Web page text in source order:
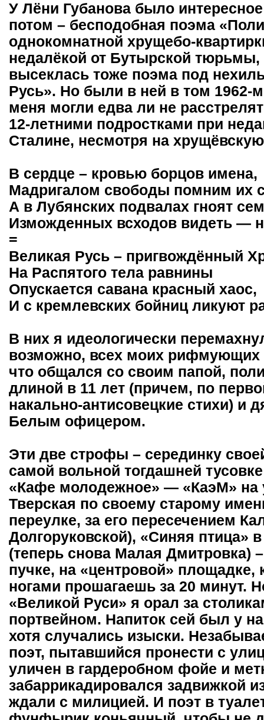
У Лёни Губанова было
потом – бесподобная поэма
однокомнатной хрущебо-
недалёкой от Бутырской
высеклась тоже поэма под
Русь». Но были в ней в том 1962-
меня могли едва ли не
12-летними подростками при
Сталине, несмотря на
В сердце – кровью борцов имена,
Мадригалом свободы помним их
А в Лубянских подвалах гноят
Изможденных всходов видеть —
=
Великая Русь – пригвождённый
На Распятого тела равнины
Опускается савана красный хаос,
И с кремлевских бойниц ликуют
В них я идеологически
возможно, всех моих рифмующих
что общался со своим папой,
длиной в 11 лет (причем, по
накально-антисовецкие стихи) и
Белым офицером.
Эти две строфы – серединку
самой вольной тогдашней
«Кафе молодежное» — «КаэМ» на
Тверская по своему старому
переулке, за его пересечением
Долгоруковской), «Синяя птица»
(теперь снова Малая Дмитровка)
пучке, на «центровой»
ногами прошагаешь за 20 минут.
«Великой Руси» я орал за
портвейном. Напиток сей был у
хотя случались изыски.
поэт, пытавшийся пронести с
уличен в гардеробном фойе и
забаррикадировался задвижкой
ждали с милицией. И поэт в